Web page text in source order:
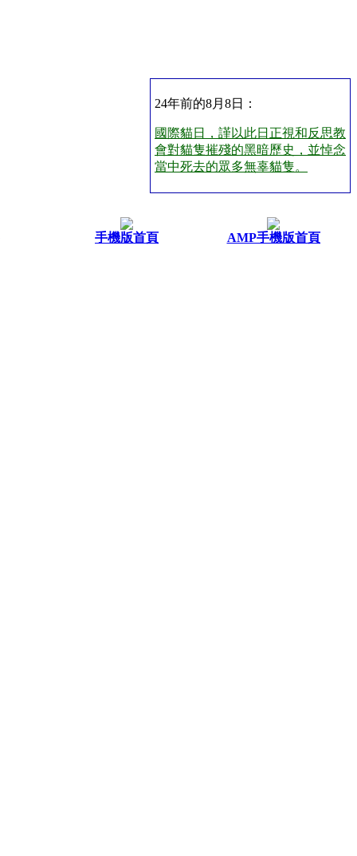
24年前的8月8日：
國際貓日，謹以此日正視和反思教
會對貓隻摧殘的黑暗歷史，並悼念
當中死去的眾多無辜貓隻。
手機版首頁 AMP手機版首頁